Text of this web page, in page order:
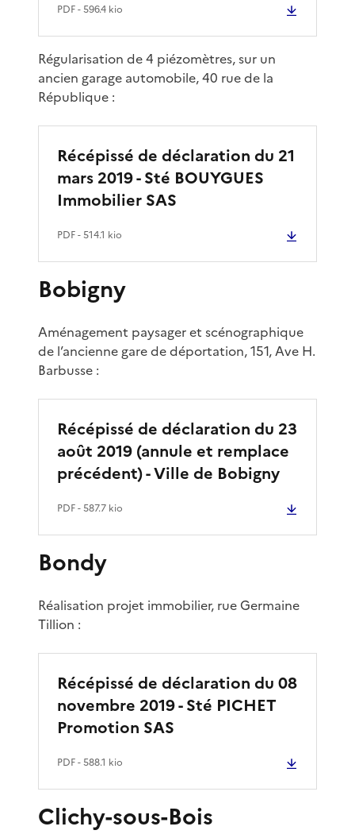
PDF- 596.4 kio
Régularisation de 4 piézomètres, sur un
ancien garage automobile, 40 rue de la
République :
Récépissé de déclaration du 21
mars 2019 - Sté BOUYGUES
Immobilier SAS
PDF- 514.1 kio
Bobigny
Aménagement paysager et scénographique
de l’ancienne gare de déportation, 151, Ave H.
Barbusse :
Récépissé de déclaration du 23
août 2019 (annule et remplace
précédent) - Ville de Bobigny
PDF- 587.7 kio
Bondy
Réalisation projet immobilier, rue Germaine
Tillion :
Récépissé de déclaration du 08
novembre 2019 - Sté PICHET
Promotion SAS
PDF- 588.1 kio
Clichy-sous-Bois